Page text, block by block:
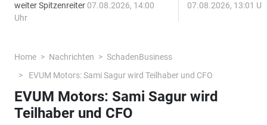
weiter Spitzenreiter 07.08.2026, 14:00
Uhr
07.08.2026, 13:01
Home Nachrichten
SchadenBusiness
EVUM Motors: Sami Sagur wird Teilhaber und CFO
EVUM Motors: Sami Sagur wird
Teilhaber und CFO